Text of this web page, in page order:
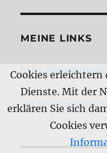
MEINE LINKS
http://
https://
Cookies
Dienste. Mit der
erklären Sie sich
Cookies